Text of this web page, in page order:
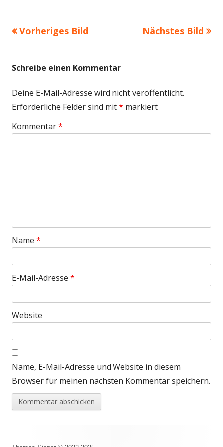
Vorheriges Bild Nächstes Bild
Schreibe einen Kommentar
Deine E-Mail-Adresse wird nicht veröffentlicht.
Erforderliche Felder sind mit* markiert
Kommentar*
Name *
E-Mail-Adresse *
Website
Name, E-Mail-Adresse und Website in diesem
Browser für meinen nächsten Kommentar speichern.